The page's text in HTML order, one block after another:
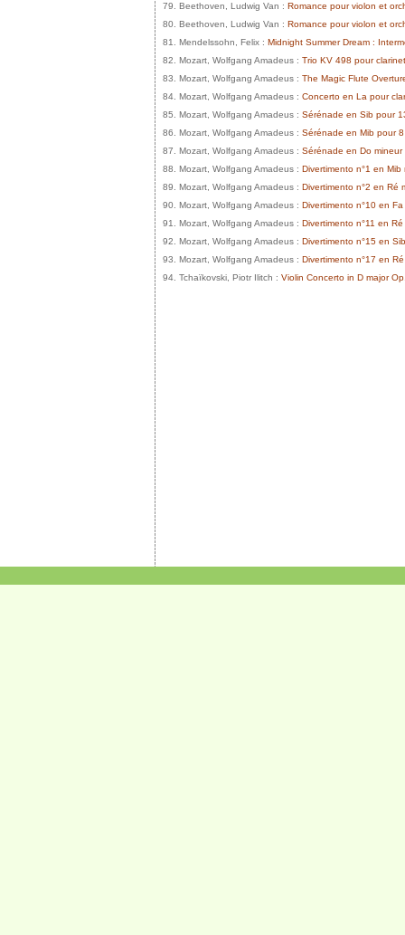
79. Beethoven, Ludwig Van : Romance pour violon et
80. Beethoven, Ludwig Van : Romance pour violon et
81. Mendelssohn, Felix : Midnight Summer Dream :
82. Mozart, Wolfgang Amadeus : Trio KV 498 pour
83. Mozart, Wolfgang Amadeus : The Magic Flute
84. Mozart, Wolfgang Amadeus : Concerto en La pour
85. Mozart, Wolfgang Amadeus : Sérénade en Sib pour
86. Mozart, Wolfgang Amadeus : Sérénade en Mib pour
87. Mozart, Wolfgang Amadeus : Sérénade en Do
88. Mozart, Wolfgang Amadeus : Divertimento n°1 en Mib
89. Mozart, Wolfgang Amadeus : Divertimento n°2 en Ré
90. Mozart, Wolfgang Amadeus : Divertimento n°10 en
91. Mozart, Wolfgang Amadeus : Divertimento n°11 en
92. Mozart, Wolfgang Amadeus : Divertimento n°15 en
93. Mozart, Wolfgang Amadeus : Divertimento n°17 en
94. Tchaïkovski, Piotr Ilitch : Violin Concerto in D major